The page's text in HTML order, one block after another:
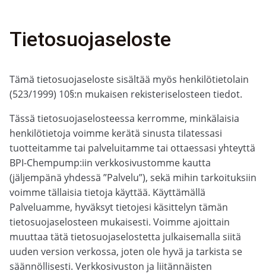
Tietosuojaseloste
Tämä tietosuojaseloste sisältää myös henkilötietolain
(523/1999) 10§:n mukaisen rekisteriselosteen tiedot.
Tässä tietosuojaselosteessa kerromme, minkälaisia
henkilötietoja voimme kerätä sinusta tilatessasi
tuotteitamme tai palveluitamme tai ottaessasi yhteyttä
BPI-Chempump:iin verkkosivustomme kautta
(jäljempänä yhdessä ”Palvelu”), sekä mihin tarkoituksiin
voimme tällaisia tietoja käyttää. Käyttämällä
Palveluamme, hyväksyt tietojesi käsittelyn tämän
tietosuojaselosteen mukaisesti. Voimme ajoittain
muuttaa tätä tietosuojaselostetta julkaisemalla siitä
uuden version verkossa, joten ole hyvä ja tarkista se
säännöllisesti. Verkkosivuston ja liitännäisten